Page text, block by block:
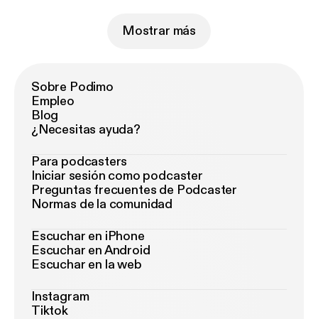
Mostrar más
Sobre Podimo
Empleo
Blog
¿Necesitas ayuda?
Para podcasters
Iniciar sesión como podcaster
Preguntas frecuentes de Podcaster
Normas de la comunidad
Escuchar en iPhone
Escuchar en Android
Escuchar en la web
Instagram
Tiktok